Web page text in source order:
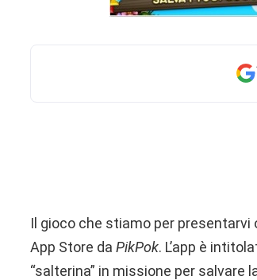
Il gioco che stiamo per
App Store da PikPok. L’app è
“salterina” in missione per salvare